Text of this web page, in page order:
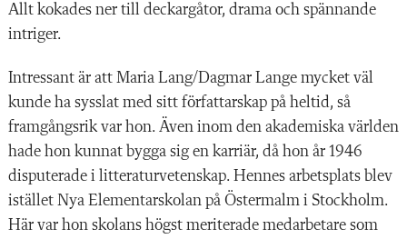
Allt kokades ner till deckargåtor, drama och spännande
intriger.
Intressant är att Maria Lang/Dagmar Lange mycket väl
kunde ha sysslat med sitt författarskap på heltid, så
framgångsrik var hon. Även inom den akademiska världen
hade hon kunnat bygga sig en karriär, då hon år 1946
disputerade i litteraturvetenskap. Hennes arbetsplats blev
istället Nya Elementarskolan på Östermalm i Stockholm.
Här var hon skolans högst meriterade medarbetare som